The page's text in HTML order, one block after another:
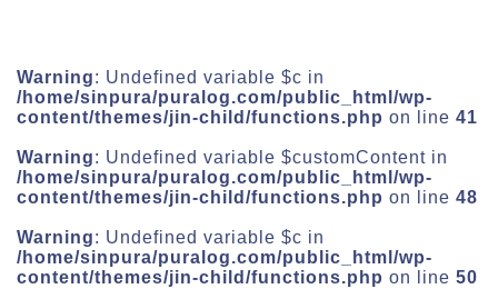
Warning: Undefined variable $c in
/home/sinpura/puralog.com/public_html/wp-
content/themes/jin-child/functions.php on line 41
Warning: Undefined variable $customContent in
/home/sinpura/puralog.com/public_html/wp-
content/themes/jin-child/functions.php on line 48
Warning: Undefined variable $c in
/home/sinpura/puralog.com/public_html/wp-
content/themes/jin-child/functions.php on line 50